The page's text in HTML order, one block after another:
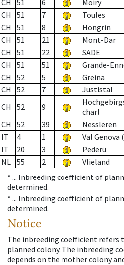
CH 51 6 Moiry
CH
51 7 Toules
CH
51 8 Hongrin
CH
51 21 Mont-Dar
CH
51 22 SADE
CH
51 51 Grande-
CH
52 5 Greina
CH
52 7 Justistal
CH
52 9
charl
CH
52 39 Nessleren
IT
4 1 Val Genova
IT
20 3 Pederü
NL 55 2 Vlieland
* ... Inbreeding coefficient of
determined.
* ... Inbreeding coefficient of
determined.
Notice
The inbreeding coefficient refers
planned colony. The inbreeding
depends on the mother colony